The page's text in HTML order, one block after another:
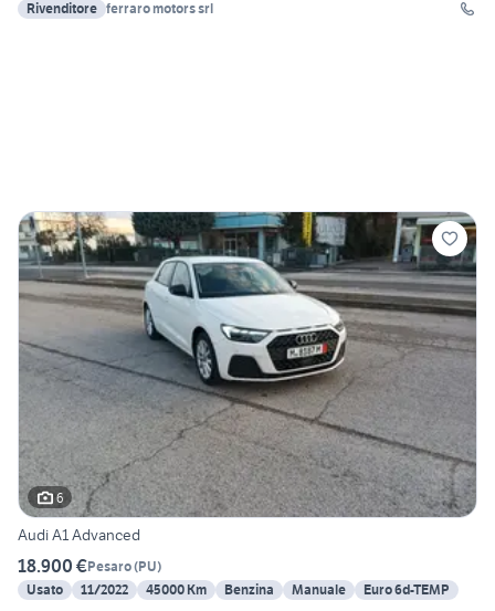
Rivenditore ferraro motors srl
6
Audi A1 Advanced
18.900 €Pesaro(PU)
Usato
11/2022 45000 Km Benzina Manuale
Euro 6d-TEMP